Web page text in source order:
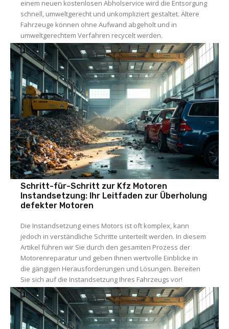
einem neuen kostenlosen Abholservice wird die Entsorgung
schnell, umweltgerecht und unkompliziert gestaltet. Ältere
Fahrzeuge können ohne Aufwand abgeholt und in
umweltgerechtem Verfahren recycelt werden.
Schritt-für-Schritt zur Kfz Motoren
Instandsetzung: Ihr Leitfaden zur Überholung
defekter Motoren
Die Instandsetzung eines Motors ist oft komplex, kann
jedoch in verständliche Schritte unterteilt werden. In diesem
Artikel führen wir Sie durch den gesamten Prozess der
Motorenreparatur und geben Ihnen wertvolle Einblicke in
die gängigen Herausforderungen und Lösungen. Bereiten
Sie sich auf die Instandsetzung Ihres Fahrzeugs vor!